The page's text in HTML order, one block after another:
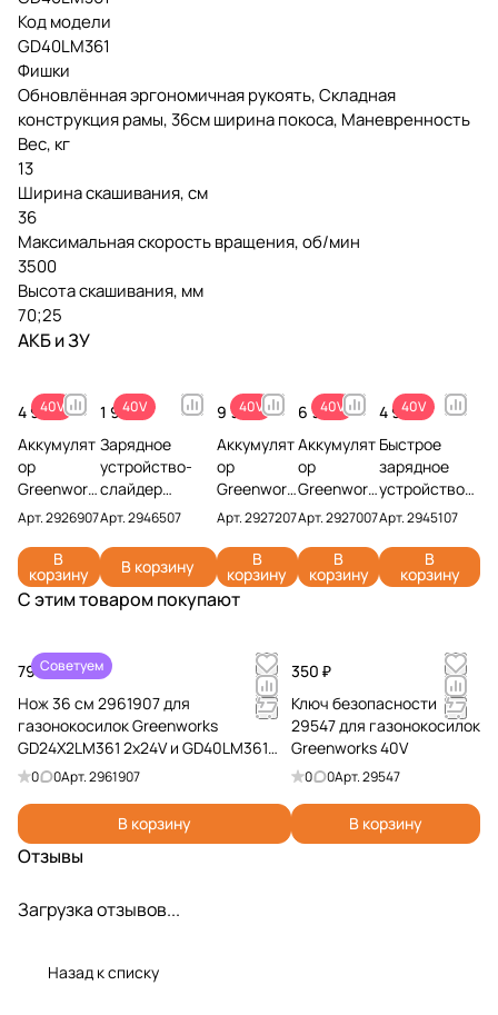
Код модели
GD40LM361
Фишки
Обновлённая эргономичная рукоять, Складная
конструкция рамы, 36см ширина покоса, Маневренность
Вес, кг
13
Ширина скашивания, см
36
Максимальная скорость вращения, об/мин
3500
Высота скашивания, мм
70;25
АКБ и ЗУ
40V
4 990 ₽
Аккумулят
ор
Greenwork
s G40B2
40V
2926907
(2 Ач)
Арт.2926907
В
корзину
40V
1 990 ₽
Зарядное
устройство-
слайдер
Greenworks
G40UCM2M
40V 2946507 (2
A)
Арт.2946507
В корзину
40V
9 990 ₽
Аккумулят
ор
Greenwork
s G40B5
40V
2927207 (5
Ач)
Арт.2927207
В
корзину
40V
6 990 ₽
Аккумулят
ор
Greenwork
s G40B4
40V
2927007
(4 Ач)
Арт.2927007
В
корзину
40V
4 990 ₽
Быстрое
зарядное
устройство
Greenworks
G40UC5 40V
2945107
Арт.2945107
В
корзину
С этим товаром покупают
Советуем
799 ₽
Нож 36 см 2961907 для
газонокосилок Greenworks
GD24X2LM361 2х24V и GD40LM361
40V
0 0Арт.2961907
В корзину
350 ₽
Ключ безопасности
29547 для газонокосилок
Greenworks 40V
0 0Арт.29547
В корзину
Отзывы
Загрузка отзывов...
Назад к списку